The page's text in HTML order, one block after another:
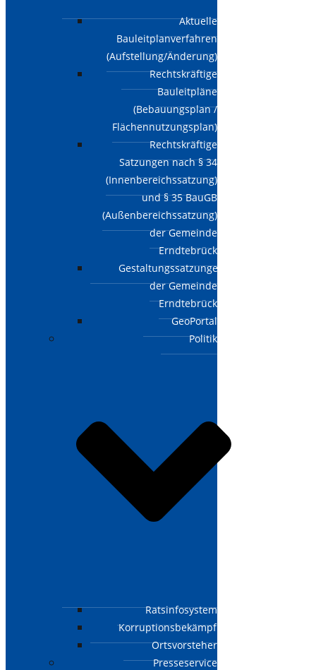
Aktuelle
Bauleitplanverfahren
(Aufstellung/Änderung)
Rechtskräftige
Bauleitpläne
(Bebauungsplan /
Flächennutzungsplan)
Rechtskräftige
Satzungen nach § 34
(Innenbereichssatzung)
und § 35 BauGB
(Außenbereichssatzung)
der Gemeinde
Erndtebrück
Gestaltungssatzungen
der Gemeinde
Erndtebrück
GeoPortal
Politik
Ratsinfosystem
Korruptionsbekämpfungsgesetz
Ortsvorsteher
Presseservice